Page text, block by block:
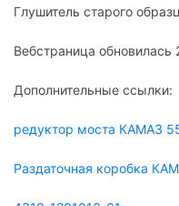
Глушитель старого
Вебстраница обновилась
Дополнительные ссылки:
редуктор моста КАМАЗ
Раздаточная коробка